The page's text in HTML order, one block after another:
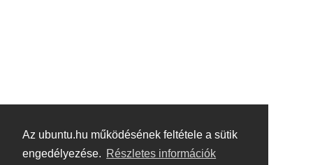
Az ubuntu.hu működésének feltétele a sütik
engedélyezése. Részletes információk